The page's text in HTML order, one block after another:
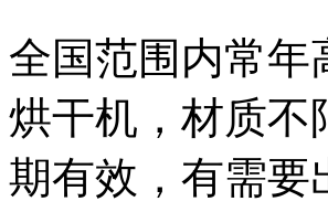
全国范围内常年
烘干机，材质不
期有效，有需要